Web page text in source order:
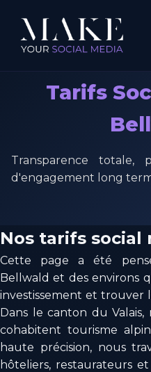
Tarifs
Transparence totale,
d'engagement long
Nos tarifs social
Cette page a été
Bellwald et des environs
investissement et trouver
Dans le canton du
cohabitent tourisme
haute précision, nous
hôteliers, restaurateurs